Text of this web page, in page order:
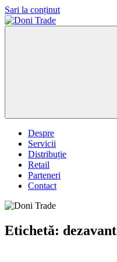
Sari la conținut
Despre
Servicii
Distribuție
Retail
Parteneri
Contact
Etichetă: